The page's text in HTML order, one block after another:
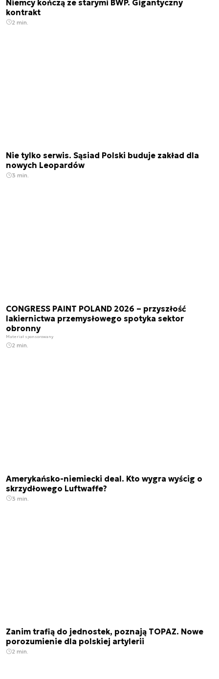
Niemcy kończą ze starymi BWP. Gigantyczny
kontrakt
2 min.
Nie tylko serwis. Sąsiad Polski buduje zakład dla
nowych Leopardów
3 min.
CONGRESS PAINT POLAND 2026 – przyszłość
lakiernictwa przemysłowego spotyka sektor
obronny
Materiał sponsorowany
2 min.
Amerykańsko-niemiecki deal. Kto wygra wyścig o
skrzydłowego Luftwaffe?
3 min.
Zanim trafią do jednostek, poznają TOPAZ. Nowe
porozumienie dla polskiej artylerii
2 min.